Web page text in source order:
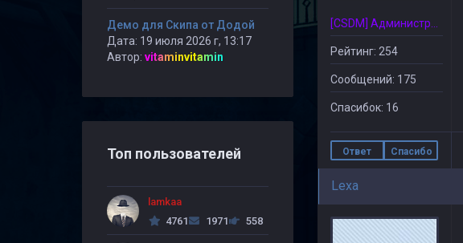
Рейтинг: 254
Сообщений: 175
Спасибок: 16
Ответ Спасибо
Lexa
Демо для Скипа от Додой
Дата: 19 июля 2026 г, 13:17
Автор: vitaminvitamin
Топ пользователей
lamkaa
4761
1971 558